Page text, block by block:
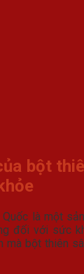
bột
Quốc là một
đối với sức
mà bột thiên